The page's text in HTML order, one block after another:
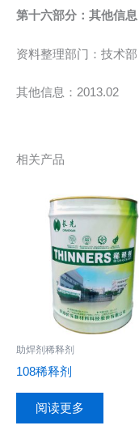
第十六部分：其他信息
资料整理部门：技术部
其他信息：2013.02
相关产品
助焊剂稀释剂
108稀释剂
阅读更多